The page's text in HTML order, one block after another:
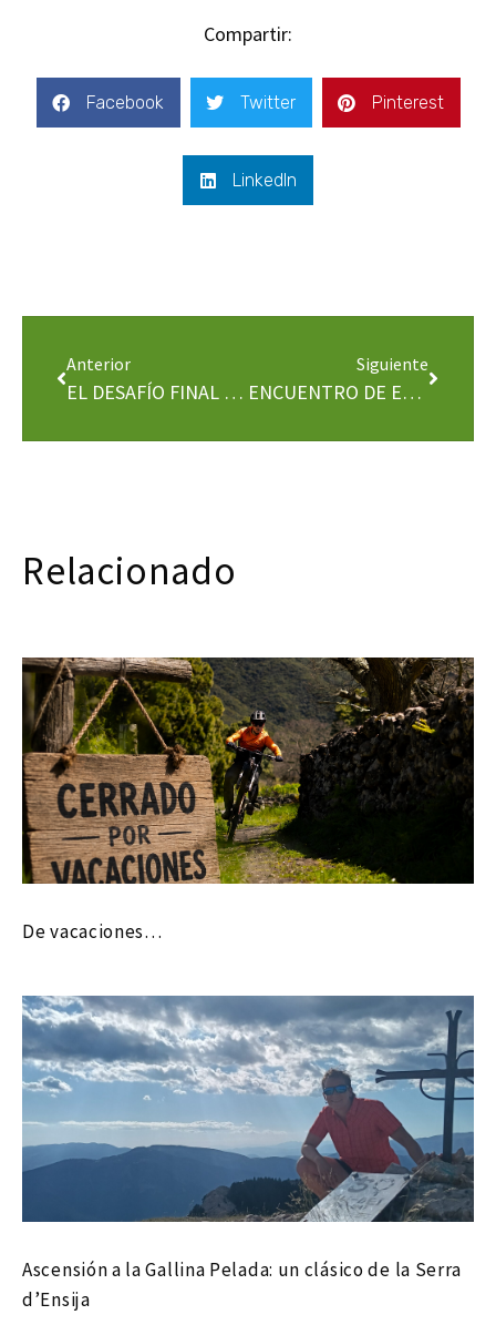
Compartir:
Facebook Twitter Pinterest
LinkedIn
Anterior
EL DESAFÍO FINAL – ESPACIO ACCIÓN
Siguiente
ENCUENTRO DE ESPELEOLOGIA Y CAÑONES – SORT
Relacionado
De vacaciones…
Ascensión a la Gallina Pelada: un clásico de la Serra
d’Ensija